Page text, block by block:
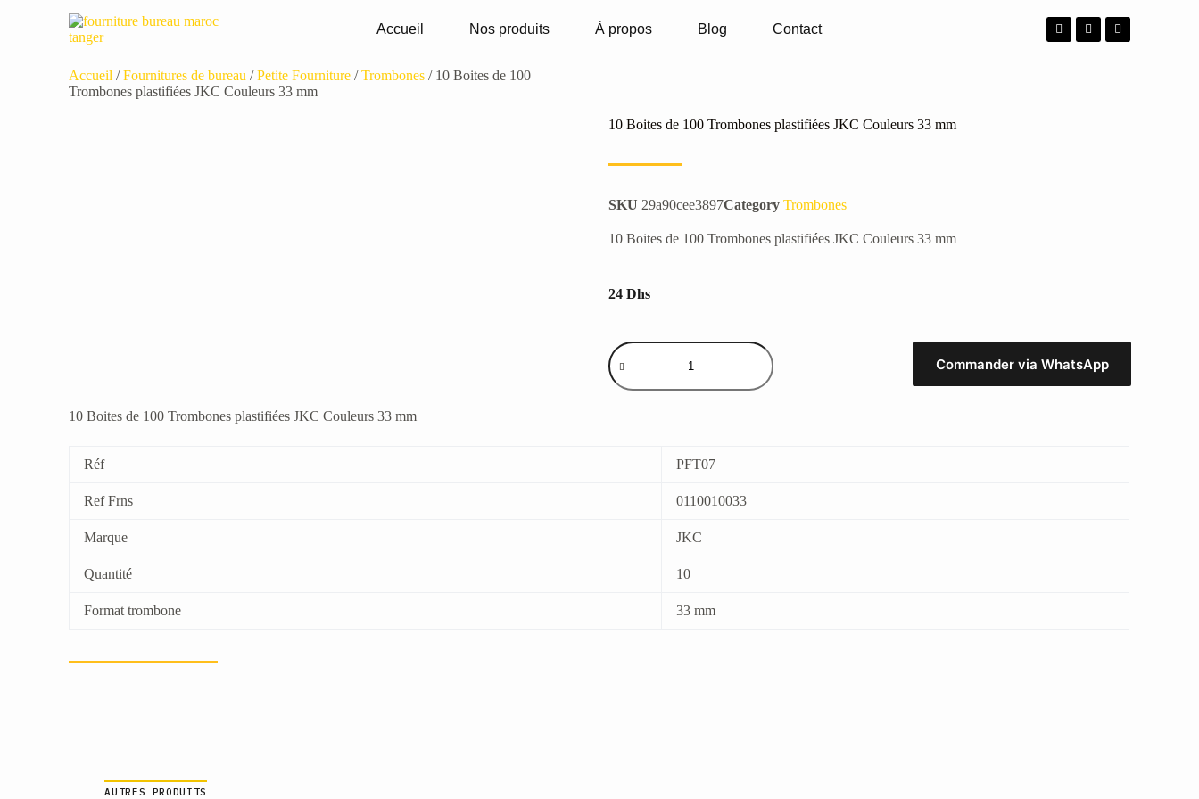
Accueil Nos produits À propos Blog Contact
Accueil /Fournitures de bureau /Petite Fourniture /Trombones / 10 Boites de 100
Trombones plastifiées JKC Couleurs 33 mm
10 Boites de 100 Trombones plastifiées JKC Couleurs 33 mm
SKU 29a90cee3897Category Trombones
10 Boites de 100 Trombones plastifiées JKC Couleurs 33 mm
24 Dhs
Commander via WhatsApp
10 Boites de 100 Trombones plastifiées JKC Couleurs 33 mm
Réf PFT07
Ref Frns 0110010033
Marque JKC
Quantité 10
Format trombone 33 mm
AUTRES PRODUITS